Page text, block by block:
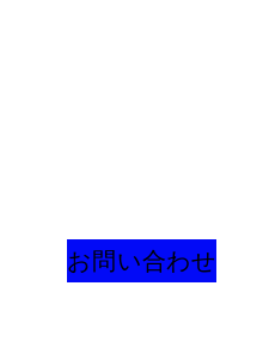
お問い合わせ